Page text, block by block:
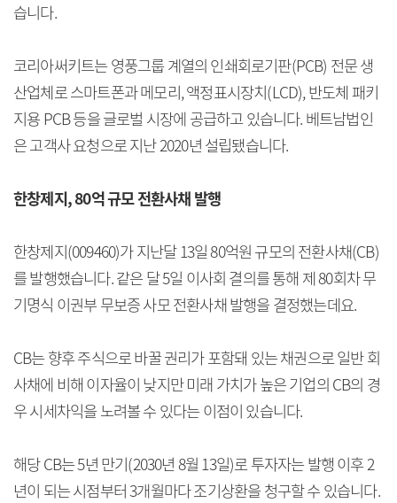
습니다.
코리아써키트는 영풍그룹 계열의 인쇄회로기판(PCB) 전문 생
산업체로 스마트폰과 메모리, 액정표시장치(LCD), 반도체 패키
지용 PCB 등을 글로벌 시장에 공급하고 있습니다. 베트남법인
은 고객사 요청으로 지난 2020년 설립됐습니다.
한창제지, 80억 규모 전환사채 발행
한창제지(009460)가 지난달 13일 80억원 규모의 전환사채(CB)
를 발행했습니다. 같은 달 5일 이사회 결의를 통해 제 80회차 무
기명식 이권부 무보증 사모 전환사채 발행을 결정했는데요.
CB는 향후 주식으로 바꿀 권리가 포함돼 있는 채권으로 일반 회
사채에 비해 이자율이 낮지만 미래 가치가 높은 기업의 CB의 경
우 시세차익을 노려볼 수 있다는 이점이 있습니다.
해당 CB는 5년 만기(2030년 8월 13일)로 투자자는 발행 이후 2
년이 되는 시점부터 3개월마다 조기상환을 청구할 수 있습니다.